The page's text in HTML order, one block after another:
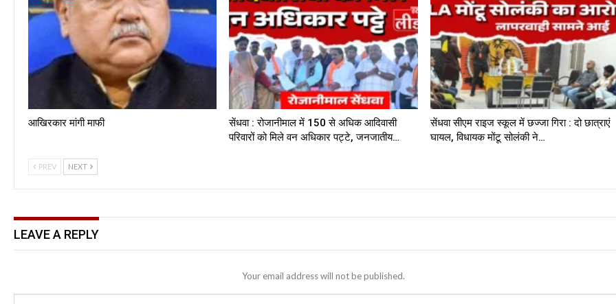
आखिरकार मांगी माफी
सेंधवा : रोजानीमाल में 150 से अधिक आदिवासी
परिवारों को मिले वन अधिकार पट्टे, जनजातीय…
सेंधवा सीएम राइज स्कूल में छज्जा गिरा : दो छात्राएं
घायल, विधायक मोंटू सोलंकी ने…
PREV NEXT
LEAVE A REPLY
Your email address will not be published.